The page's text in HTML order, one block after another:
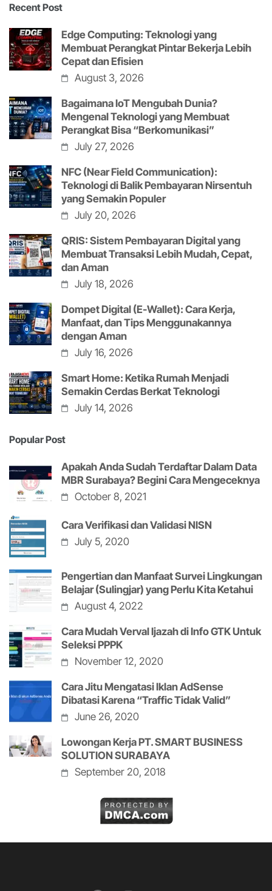
Recent Post
Edge Computing: Teknologi yang
Membuat Perangkat Pintar Bekerja Lebih
Cepat dan Efisien
August 3, 2026
Bagaimana IoT Mengubah Dunia?
Mengenal Teknologi yang Membuat
Perangkat Bisa “Berkomunikasi”
July 27, 2026
NFC (Near Field Communication):
Teknologi di Balik Pembayaran Nirsentuh
yang Semakin Populer
July 20, 2026
QRIS: Sistem Pembayaran Digital yang
Membuat Transaksi Lebih Mudah, Cepat,
dan Aman
July 18, 2026
Dompet Digital (E-Wallet): Cara Kerja,
Manfaat, dan Tips Menggunakannya
dengan Aman
July 16, 2026
Smart Home: Ketika Rumah Menjadi
Semakin Cerdas Berkat Teknologi
July 14, 2026
Popular Post
Apakah Anda Sudah Terdaftar Dalam Data
MBR Surabaya? Begini Cara Mengeceknya
October 8, 2021
Cara Verifikasi dan Validasi NISN
July 5, 2020
Pengertian dan Manfaat Survei Lingkungan
Belajar (Sulingjar) yang Perlu Kita Ketahui
August 4, 2022
Cara Mudah Verval Ijazah di Info GTK Untuk
Seleksi PPPK
November 12, 2020
Cara Jitu Mengatasi Iklan AdSense
Dibatasi Karena “Traffic Tidak Valid”
June 26, 2020
Lowongan Kerja PT. SMART BUSINESS
SOLUTION SURABAYA
September 20, 2018